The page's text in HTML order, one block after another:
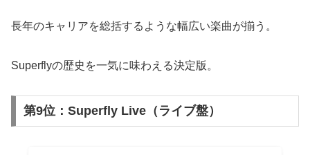
長年のキャリアを総括するような幅広い楽曲が揃う。
Superflyの歴史を一気に味わえる決定版。
第9位：Superfly Live（ライブ盤）